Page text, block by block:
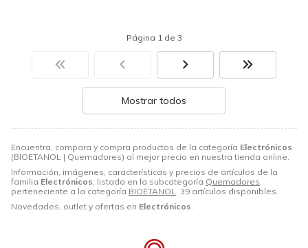
Encuentra, compara y compra productos de la categoría Electrónicos
(BIOETANOL | Quemadores) al mejor precio en nuestra tienda online.
Información, imágenes, características y precios de artículos de la
familia Electrónicos , listada en la subcategoría Quemadores
perteneciente a la categoría BIOETANOL
. 39 artículos disponibles.
Novedades, outlet y ofertas en Electrónicos
Página 1 de 3
Mostrar todos